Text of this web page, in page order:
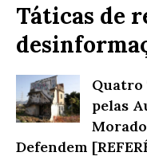
Táticas de
Quatro
pelas
Defendem